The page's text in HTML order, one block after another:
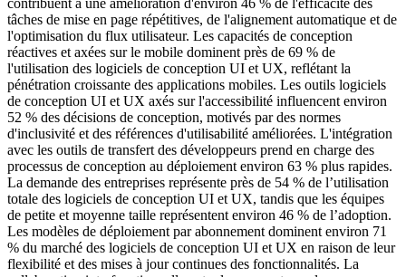
contribuent à une amélioration d'environ 46 % de l'efficacité des
tâches de mise en page répétitives, de l'alignement automatique et de
l'optimisation du flux utilisateur. Les capacités de conception
réactives et axées sur le mobile dominent près de 69 % de
l'utilisation des logiciels de conception UI et UX, reflétant la
pénétration croissante des applications mobiles. Les outils logiciels
de conception UI et UX axés sur l'accessibilité influencent environ
52 % des décisions de conception, motivés par des normes
d'inclusivité et des références d'utilisabilité améliorées. L'intégration
avec les outils de transfert des développeurs prend en charge des
processus de conception au déploiement environ 63 % plus rapides.
La demande des entreprises représente près de 54 % de l’utilisation
totale des logiciels de conception UI et UX, tandis que les équipes
de petite et moyenne taille représentent environ 46 % de l’adoption.
Les modèles de déploiement par abonnement dominent environ 71
% du marché des logiciels de conception UI et UX en raison de leur
flexibilité et des mises à jour continues des fonctionnalités. La